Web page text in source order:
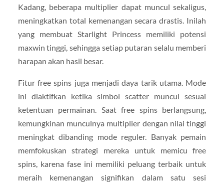
Kadang, beberapa multiplier dapat muncul sekaligus,
meningkatkan total kemenangan secara drastis. Inilah
yang membuat Starlight Princess memiliki potensi
maxwin tinggi, sehingga setiap putaran selalu memberi
harapan akan hasil besar.
Fitur free spins juga menjadi daya tarik utama. Mode
ini diaktifkan ketika simbol scatter muncul sesuai
ketentuan permainan. Saat free spins berlangsung,
kemungkinan munculnya multiplier dengan nilai tinggi
meningkat dibanding mode reguler. Banyak pemain
memfokuskan strategi mereka untuk memicu free
spins, karena fase ini memiliki peluang terbaik untuk
meraih kemenangan signifikan dalam satu sesi